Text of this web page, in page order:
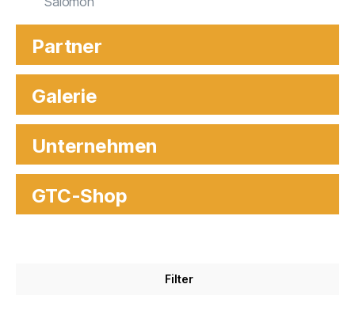
Partner
Galerie
Unternehmen
GTC-Shop
Filter